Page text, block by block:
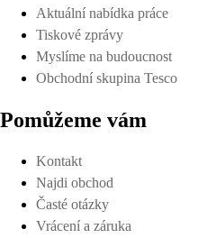
Aktuální nabídka práce
Tiskové zprávy
Myslíme na budoucnost
Obchodní skupina Tesco
Pomůžeme vám
Kontakt
Najdi obchod
Časté otázky
Vrácení a záruka